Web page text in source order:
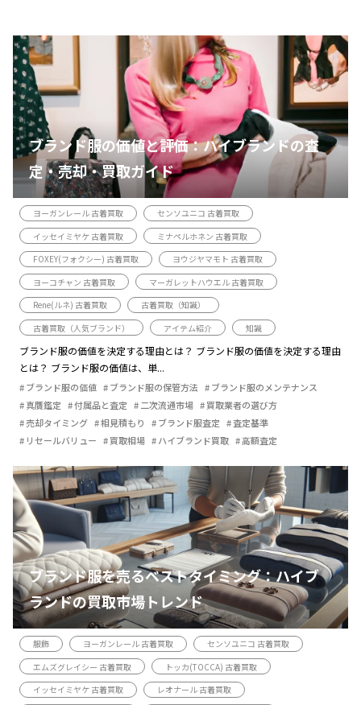
ブランド服の価値と評価：ハイブランドの査
定・売却・買取ガイド
ヨーガンレール 古着買取
センソユニコ 古着買取
イッセイミヤケ 古着買取
ミナペルホネン 古着買取
FOXEY(フォクシー) 古着買取
ヨウジヤマモト 古着買取
ヨーコチャン 古着買取
マーガレットハウエル 古着買取
Rene(ルネ) 古着買取
古着買取（知識）
古着買取（人気ブランド）
アイテム紹介 知識
ブランド服の価値を決定する理由とは？ ブランド服の価値を決定する理由
とは？ ブランド服の価値は、単...
ブランド服の価値 ブランド服の保管方法
ブランド服のメンテナンス
真贋鑑定
付属品と査定 二次流通市場
買取業者の選び方
売却タイミング
相見積もり ブランド服査定
査定基準
リセールバリュー
買取相場 ハイブランド買取 高額査定
ブランド服を売るベストタイミング：ハイブ
ランドの買取市場トレンド
服飾 ヨーガンレール 古着買取
センソユニコ 古着買取
エムズグレイシー 古着買取
トッカ(TOCCA) 古着買取
イッセイミヤケ 古着買取
レオナール 古着買取